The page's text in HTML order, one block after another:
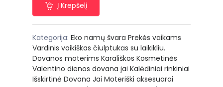
Į Krepšelį
Kategorija: Eko namų švara Prekės vaikams
Vardinis vaikiškas čiulptukas su laikikliu.
Dovanos moterims Karališkos Kosmetinės
Valentino dienos dovana jai Kalėdiniai rinkiniai
Išskirtinė Dovana Jai Moteriški aksesuarai